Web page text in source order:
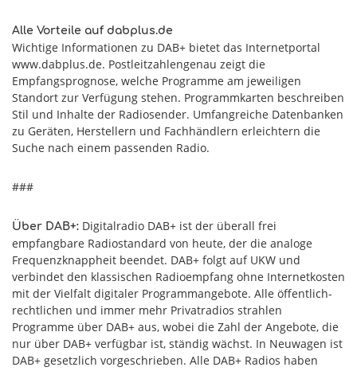
Alle Vorteile auf dabplus.de
Wichtige Informationen zu DAB+ bietet das Internetportal
www.dabplus.de. Postleitzahlengenau zeigt die
Empfangsprognose, welche Programme am jeweiligen
Standort zur Verfügung stehen. Programmkarten beschreiben
Stil und Inhalte der Radiosender. Umfangreiche Datenbanken
zu Geräten, Herstellern und Fachhändlern erleichtern die
Suche nach einem passenden Radio.
###
Über DAB+: Digitalradio DAB+ ist der überall frei
empfangbare Radiostandard von heute, der die analoge
Frequenzknappheit beendet. DAB+ folgt auf UKW und
verbindet den klassischen Radioempfang ohne Internetkosten
mit der Vielfalt digitaler Programmangebote. Alle öffentlich-
rechtlichen und immer mehr Privatradios strahlen
Programme über DAB+ aus, wobei die Zahl der Angebote, die
nur über DAB+ verfügbar ist, ständig wächst. In Neuwagen ist
DAB+ gesetzlich vorgeschrieben. Alle DAB+ Radios haben